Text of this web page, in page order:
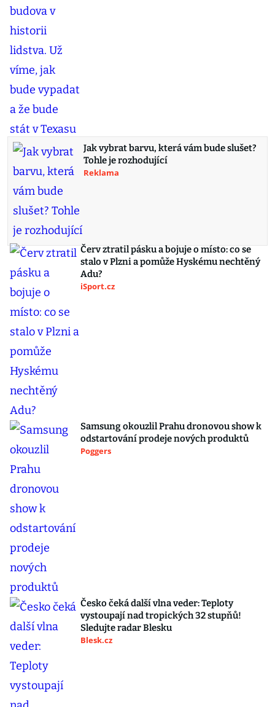
Jak vybrat barvu, která vám bude slušet?
Tohle je rozhodující
Reklama
Červ ztratil pásku a bojuje o místo: co se
stalo v Plzni a pomůže Hyskému nechtěný
Adu?
iSport.cz
Samsung okouzlil Prahu dronovou show k
odstartování prodeje nových produktů
Poggers
Česko čeká další vlna veder: Teploty
vystoupají nad tropických 32 stupňů!
Sledujte radar Blesku
Blesk.cz